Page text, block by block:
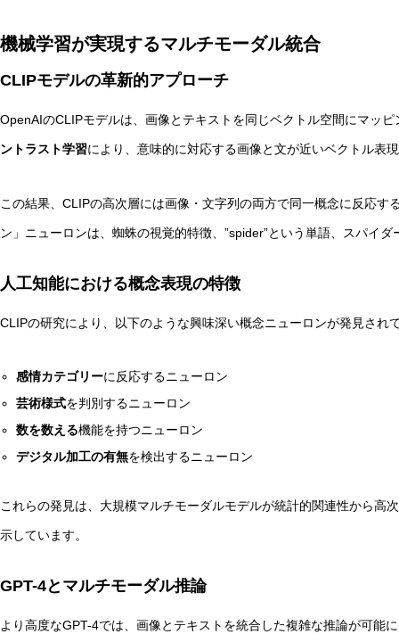
機械学習が実現するマルチモーダル統合
CLIPモデルの革新的アプローチ
OpenAIのCLIPモデルは、画像とテキストを同じベクトル空間にマッ
ントラスト学習により、意味的に対応する画像と文が近いベクトル表
この結果、CLIPの高次層には画像・文字列の両方で同一概念に反応
ン」ニューロンは、蜘蛛の視覚的特徴、”spider”という単語、スパイ
人工知能における概念表現の特徴
CLIPの研究により、以下のような興味深い概念ニューロンが発見され
感情カテゴリーに反応するニューロン
芸術様式を判別するニューロン
数を数える機能を持つニューロン
デジタル加工の有無を検出するニューロン
これらの発見は、大規模マルチモーダルモデルが統計的関連性から高
示しています。
GPT-4とマルチモーダル推論
より高度なGPT-4では、画像とテキストを統合した複雑な推論が可能